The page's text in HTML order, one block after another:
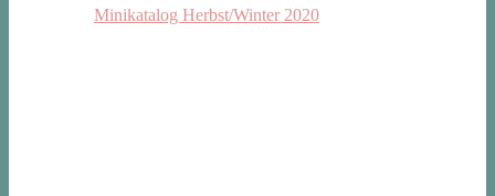
Minikatalog Herbst/Winter 2020